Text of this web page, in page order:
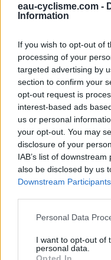
eau-cyclisme.com -
Information
If you wish to opt-out of
processing of your
targeted advertising by
section to confirm your
opt-out request is
interest-based ads
us or personal
your opt-out. You may
disclosure of your
IAB’s list of
also be disclosed by us
Downstream Participants
Personal Data
I want to opt-out of
personal data.
Opted In
Petite fontaine situee a
Repères
Afficher la carte